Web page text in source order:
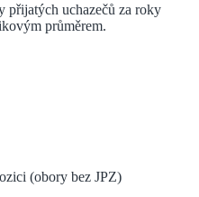
přijatých uchazečů za roky
průměrem.
(obory bez JPZ)